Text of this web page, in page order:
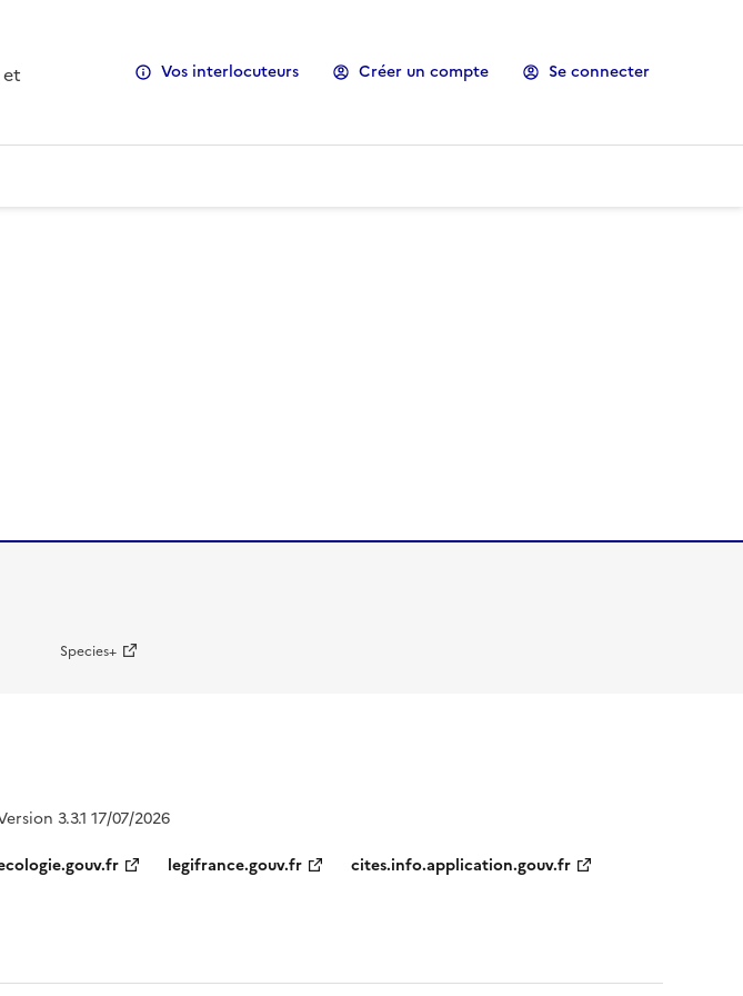
Vos interlocuteurs Créer un compte Se connecter
Species+
3.3.1 17/07/2026
legifrance.gouv.fr cites.info.application.gouv.fr